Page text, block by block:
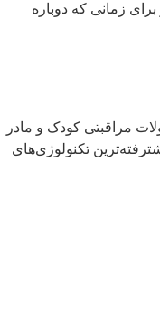
زمانی که دوباره
مراقبتی کودک و مادر
تکنولوژی‌های